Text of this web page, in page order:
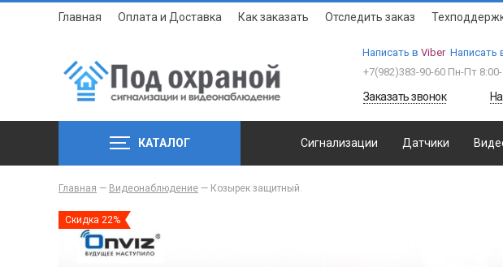
Главная Оплата и Доставка Как заказать Отследить заказ
Написать в Viber Написать
+7(982)383-90-60 Пн-Пт
Заказать звонок
КАТАЛОГ Сигнализации Датчики
Главная — Видеонаблюдение — Козырек защитный.
Скидка 22%